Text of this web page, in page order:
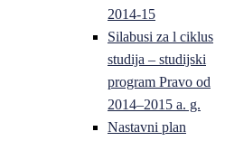
2014-15
Silabusi za l ciklus
studija – studijski
program Pravo od
2014–2015 a. g.
Nastavni plan